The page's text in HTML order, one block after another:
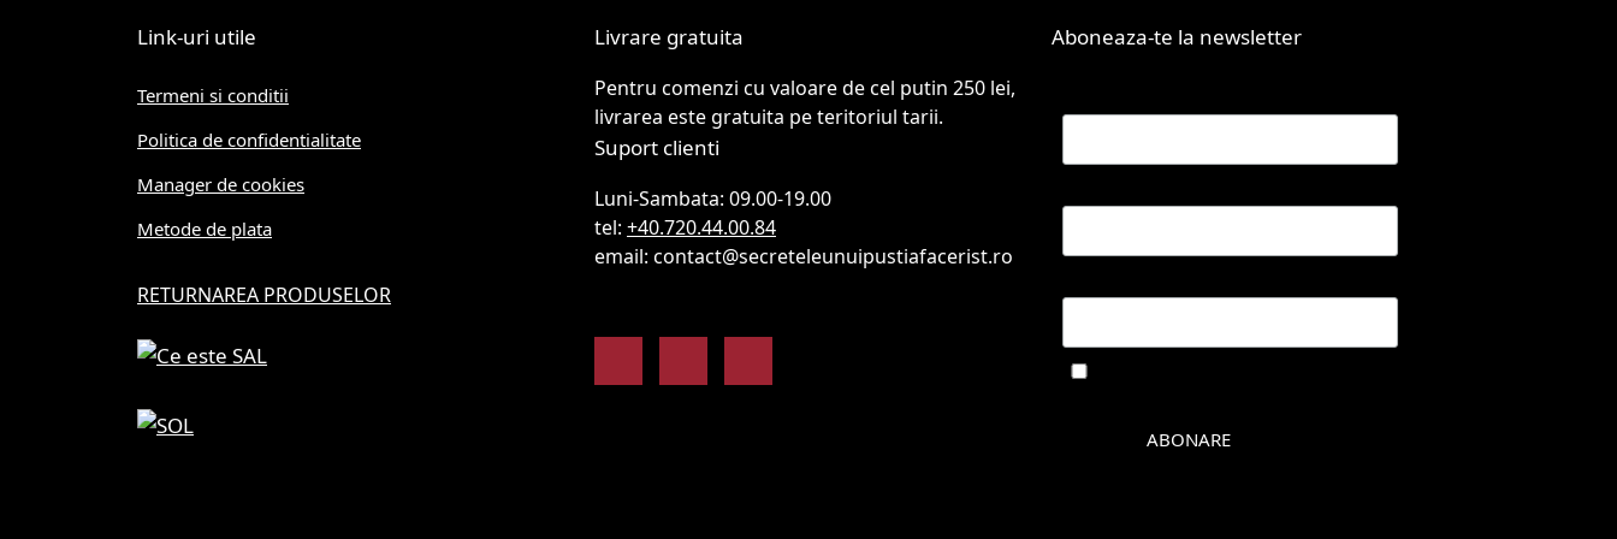
Link-uri utile
Termeni si conditii
Politica de confidentialitate
Manager de cookies
Metode de plata
RETURNAREA PRODUSELOR
Livrare gratuita
Pentru comenzi cu valoare de cel putin 250 lei,
livrarea este gratuita pe teritoriul tarii.
Suport clienti
Luni-Sambata: 09.00-19.00
tel: +40.720.44.00.84
email: contact@secreteleunuipustiafacerist.ro
Aboneaza-te la newsletter